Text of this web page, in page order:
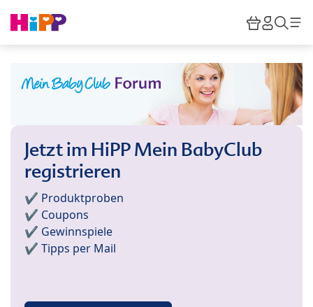
HiPP
Jetzt im HiPP Mein BabyClub
registrieren
✔️ Produktproben
✔️ Coupons
✔️ Gewinnspiele
✔️ Tipps per Mail